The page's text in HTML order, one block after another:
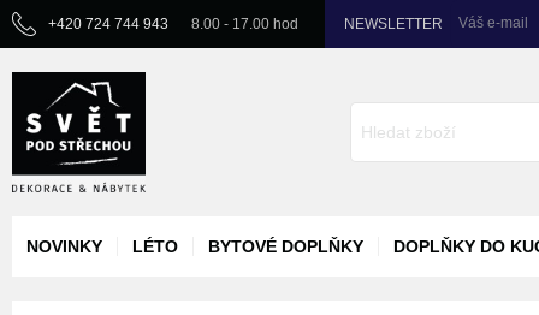
+420 724 744 943 8.00 - 17.00 hod NEWSLETTER Váš e-mail
NOVINKY LÉTO BYTOVÉ DOPLŇKY DOPLŇKY DO